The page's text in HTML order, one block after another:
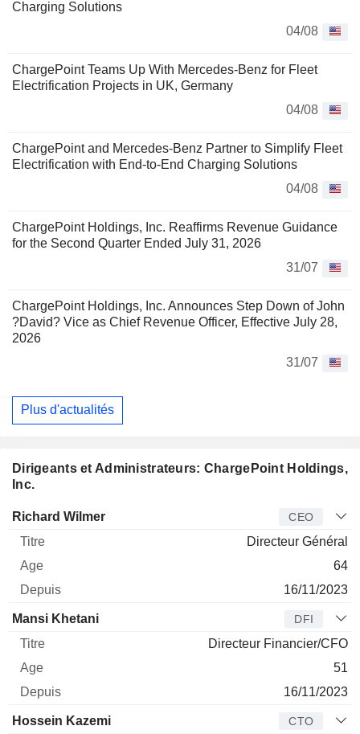
Charging Solutions
04/08
ChargePoint Teams Up With Mercedes-Benz for Fleet
Electrification Projects in UK, Germany
04/08
ChargePoint and Mercedes-Benz Partner to Simplify Fleet
Electrification with End-to-End Charging Solutions
04/08
ChargePoint Holdings, Inc. Reaffirms Revenue Guidance
for the Second Quarter Ended July 31, 2026
31/07
ChargePoint Holdings, Inc. Announces Step Down of John
?David? Vice as Chief Revenue Officer, Effective July 28,
2026
31/07
Plus d'actualités
Dirigeants et Administrateurs: ChargePoint Holdings,
Inc.
Dirigeant Titre Age
Richard Wilmer CEO
Directeur Général
64
16/11/2023
Mansi Khetani DFI
Directeur Financier/CFO
51
16/11/2023
Hossein Kazemi CTO